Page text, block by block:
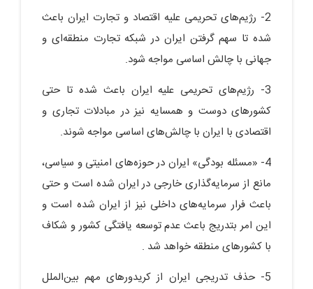
2- رژیم‌های تحریمی علیه اقتصاد و تجارت ایران باعث
شده تا سهم گرفتن ایران در شبکه تجارت منطقه‌ای و
جهانی با چالش اساسی مواجه شود.
3- رژیم‌های تحریمی علیه ایران باعث شده تا حتی
کشورهای دوست و همسایه نیز در مبادلات تجاری و
اقتصادی با ایران با چالش‌های اساسی مواجه شوند.
4- «مسئله بودگی» ایران در حوزه‌های امنیتی و سیاسی،
مانع از سرمایه‌گذاری خارجی در ایران شده است و حتی
باعث فرار سرمایه‌های داخلی نیز از ایران شده است و
این امر بتدریج باعث عدم توسعه یافتگی کشور و شکاف
با کشورهای منطقه خواهد شد .
5- حذف تدریجی ایران از کریدورهای مهم بین‌الملل